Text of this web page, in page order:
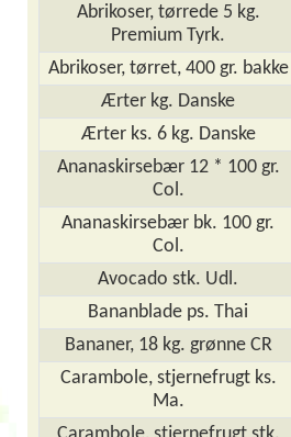
Abrikoser, tørrede 5 kg.
Premium Tyrk.
Abrikoser, tørret, 400 gr. bakke
Ærter kg. Danske
Ærter ks. 6 kg. Danske
Ananaskirsebær 12 * 100 gr.
Col.
Ananaskirsebær bk. 100 gr.
Col.
Avocado stk. Udl.
Bananblade ps. Thai
Bananer, 18 kg. grønne CR
Carambole, stjernefrugt ks.
Ma.